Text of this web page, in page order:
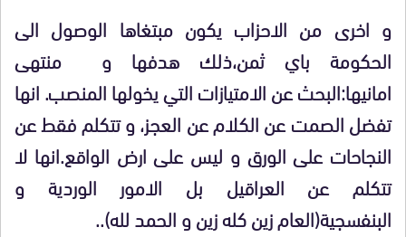
و اخرى من الاحزاب يكون مبتغاها الوصول الى
الحكومة باي ثمن،ذلك هدفها و منتهى
امانيها:البحث عن الامتيازات التي يخولها المنصب. انها
تفضل الصمت عن الكلام عن العجز، و تتكلم فقط عن
النجاحات على الورق و ليس على ارض الواقع.انها لا
تتكلم عن العراقيل بل الامور الوردية و
البنفسجية(العام زين كله زين و الحمد لله)..